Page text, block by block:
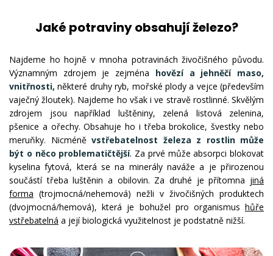
Jaké potraviny obsahují železo?
Najdeme ho hojně v mnoha potravinách živočišného původu.
Významným zdrojem je zejména hovězí a jehněčí maso,
vnitřnosti, některé druhy ryb, mořské plody a vejce (především
vaječný žloutek). Najdeme ho však i ve stravě rostlinné. Skvělým
zdrojem jsou například luštěniny, zelená listová zelenina,
pšenice a ořechy. Obsahuje ho i třeba brokolice, švestky nebo
meruňky. Nicméně vstřebatelnost železa z rostlin může
být o něco problematičtější. Za prvé může absorpci blokovat
kyselina fytová, která se na minerály naváže a je přirozenou
součástí třeba luštěnin a obilovin. Za druhé je přítomna jiná
forma (trojmocná/nehemová) nežli v živočišných produktech
(dvojmocná/hemová), která je bohužel pro organismus hůře
vstřebatelná a její biologická využitelnost je podstatně nižší.